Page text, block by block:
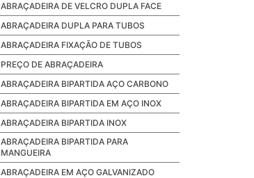
ABRAÇADEIRA DE VELCRO DUPLA FACE
ABRAÇADEIRA DUPLA PARA TUBOS
ABRAÇADEIRA FIXAÇÃO DE TUBOS
PREÇO DE ABRAÇADEIRA
ABRAÇADEIRA BIPARTIDA AÇO CARBONO
ABRAÇADEIRA BIPARTIDA EM AÇO INOX
ABRAÇADEIRA BIPARTIDA INOX
ABRAÇADEIRA BIPARTIDA PARA
MANGUEIRA
ABRAÇADEIRA EM AÇO GALVANIZADO